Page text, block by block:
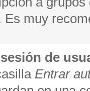
Es muy
de
Entrar